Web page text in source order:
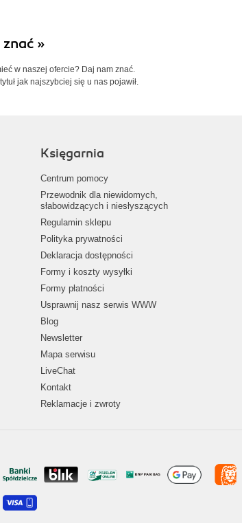
»
w naszej ofercie? Daj nam znać.
jak najszybciej się u nas pojawił.
Księgarnia
Centrum pomocy
Przewodnik dla niewidomych,
słabowidzących i niesłyszących
Regulamin sklepu
Polityka prywatności
Deklaracja dostępności
Formy i koszty wysyłki
Formy płatności
Usprawnij nasz serwis WWW
Blog
Newsletter
Mapa serwisu
LiveChat
Kontakt
Reklamacje i zwroty